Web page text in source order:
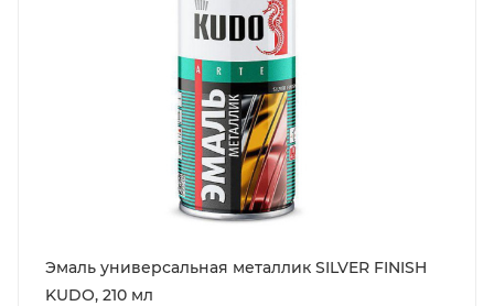
Эмаль универсальная металлик SILVER FINISH
KUDO, 210 мл